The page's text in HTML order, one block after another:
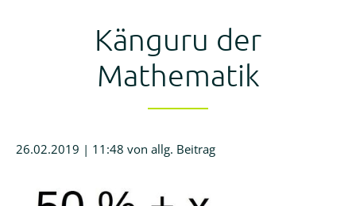
Beratungslehrerin
Kalender
Känguru der
Mathematik
26.02.2019 | 11:48 von allg. Beitrag